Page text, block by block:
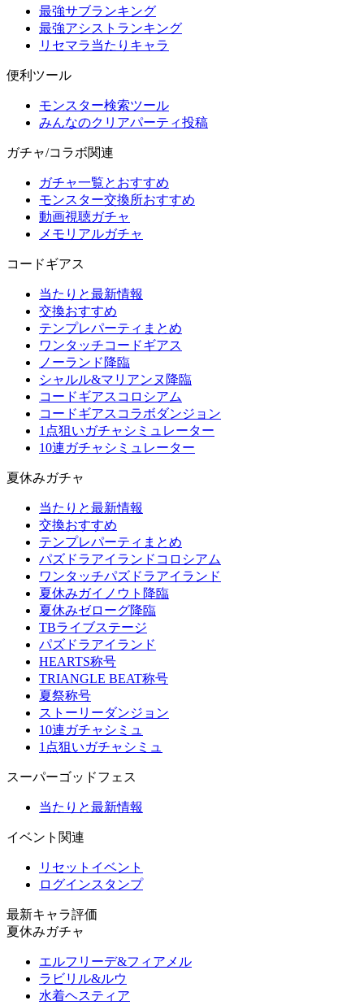
最強サブランキング
最強アシストランキング
リセマラ当たりキャラ
便利ツール
モンスター検索ツール
みんなのクリアパーティ投稿
ガチャ/コラボ関連
ガチャ一覧とおすすめ
モンスター交換所おすすめ
動画視聴ガチャ
メモリアルガチャ
コードギアス
当たりと最新情報
交換おすすめ
テンプレパーティまとめ
ワンタッチコードギアス
ノーランド降臨
シャルル&マリアンヌ降臨
コードギアスコロシアム
コードギアスコラボダンジョン
1点狙いガチャシミュレーター
10連ガチャシミュレーター
夏休みガチャ
当たりと最新情報
交換おすすめ
テンプレパーティまとめ
パズドラアイランドコロシアム
ワンタッチパズドラアイランド
夏休みガイノウト降臨
夏休みゼローグ降臨
TBライブステージ
パズドラアイランド
HEARTS称号
TRIANGLE BEAT称号
夏祭称号
ストーリーダンジョン
10連ガチャシミュ
1点狙いガチャシミュ
スーパーゴッドフェス
当たりと最新情報
イベント関連
リセットイベント
ログインスタンプ
最新キャラ評価
夏休みガチャ
エルフリーデ&フィアメル
ラビリル&ルウ
水着ヘスティア